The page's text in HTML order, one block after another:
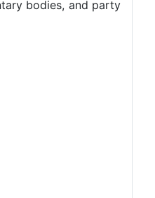
bodies, and party